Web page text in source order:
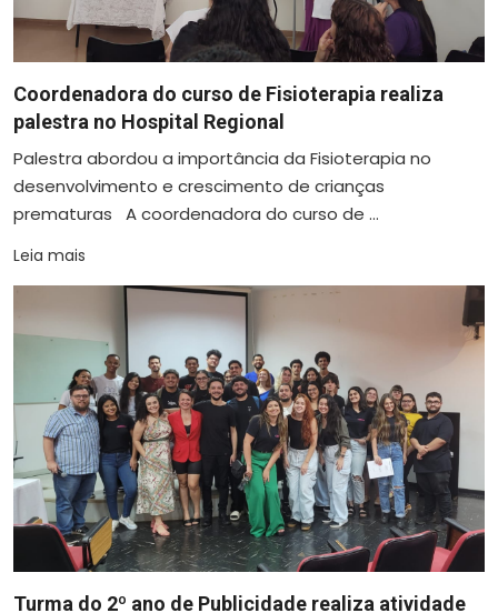
Coordenadora do curso de Fisioterapia realiza
palestra no Hospital Regional
Palestra abordou a importância da Fisioterapia no
desenvolvimento e crescimento de crianças
prematuras A coordenadora do curso de ...
Leia mais
Turma do 2º ano de Publicidade realiza atividade